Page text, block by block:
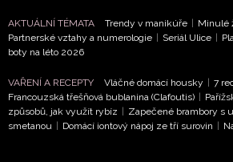
NEWSLETTER
AKTUÁLNÍ TÉMATA Trendy v manikúře | Minulé
Partnerské vztahy a numerologie | Seriál Ulice |
boty na léto 2026
VAŘENÍ A RECEPTY Vláčné domácí housky | 7
Francouzská třešňová bublanina (Clafoutis) |
způsobů, jak využít rybíz | Zapečené brambory s
smetanou | Domácí iontový nápoj ze tří surovin |